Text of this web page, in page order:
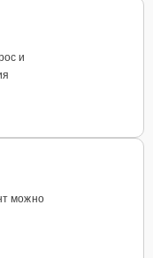
и
можно